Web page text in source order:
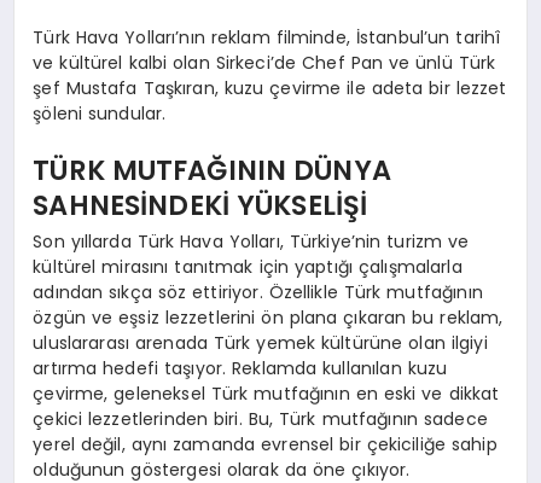
Türk Hava Yolları’nın reklam filminde, İstanbul’un tarihî
ve kültürel kalbi olan Sirkeci’de Chef Pan ve ünlü Türk
şef Mustafa Taşkıran, kuzu çevirme ile adeta bir lezzet
şöleni sundular.
TÜRK MUTFAĞININ DÜNYA
SAHNESİNDEKİ YÜKSELİŞİ
Son yıllarda Türk Hava Yolları, Türkiye’nin turizm ve
kültürel mirasını tanıtmak için yaptığı çalışmalarla
adından sıkça söz ettiriyor. Özellikle Türk mutfağının
özgün ve eşsiz lezzetlerini ön plana çıkaran bu reklam,
uluslararası arenada Türk yemek kültürüne olan ilgiyi
artırma hedefi taşıyor. Reklamda kullanılan kuzu
çevirme, geleneksel Türk mutfağının en eski ve dikkat
çekici lezzetlerinden biri. Bu, Türk mutfağının sadece
yerel değil, aynı zamanda evrensel bir çekiciliğe sahip
olduğunun göstergesi olarak da öne çıkıyor.